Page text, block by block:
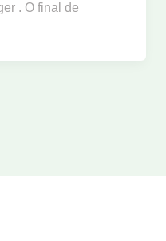
. O final de